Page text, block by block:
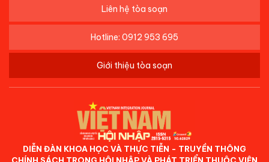
Liên hệ tòa soạn
Hotline: 0912 953 695
Giới thiệu tòa soạn
DIỄN ĐÀN KHOA HỌC VÀ THỰC TIỄN - TRUYỀN THÔNG